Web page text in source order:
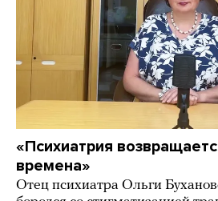
«Психиатрия
времена»
Отец психиатра Ольги